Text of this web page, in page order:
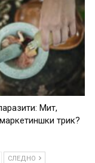
Мит,
трик?
СЛЕДНО